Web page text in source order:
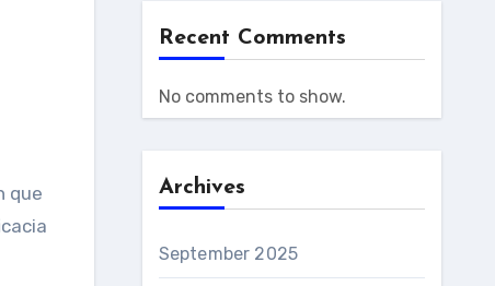
que
Recent Comments
No comments to show.
Archives
September 2025